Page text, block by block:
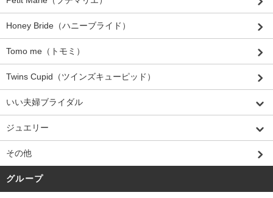
Honey Bride（ハニーブライド）
Tomo me（トモミ）
Twins Cupid（ツインズキューピッド）
いい夫婦ブライダル
ジュエリー
その他
グループ